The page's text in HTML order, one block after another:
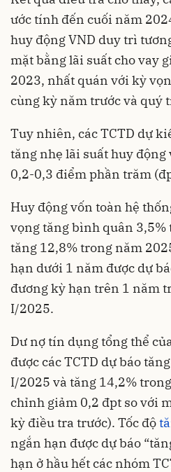
ước tính đến cuối năm
huy động VND duy trì
mặt bằng lãi suất cho vay
2023, nhất quán với kỳ
cùng kỳ năm trước và quý
Tuy nhiên, các TCTD dự
tăng nhẹ lãi suất huy động
0,2-0,3 điểm phần trăm
Huy động vốn toàn hệ
vọng tăng bình quân
tăng 12,8% trong năm
hạn dưới 1 năm được dự
đương kỳ hạn trên 1 năm
I/2025.
Dư nợ tín dụng tổng thể
được các TCTD dự báo
I/2025 và tăng 14,2%
chỉnh giảm 0,2 đpt so với
kỳ điều tra trước). Tốc độ
ngắn hạn được dự báo
hạn ở hầu hết các nhóm